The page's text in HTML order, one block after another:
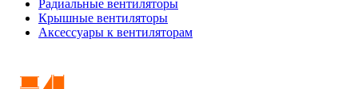
Радиальные вентиляторы
Крышные вентиляторы
Аксессуары к вентиляторам